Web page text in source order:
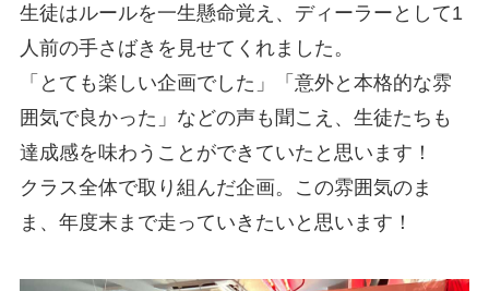
生徒はルールを一生懸命覚え、ディーラーとして1
人前の手さばきを見せてくれました。
「とても楽しい企画でした」「意外と本格的な雰
囲気で良かった」などの声も聞こえ、生徒たちも
達成感を味わうことができていたと思います！
クラス全体で取り組んだ企画。この雰囲気のま
ま、年度末まで走っていきたいと思います！